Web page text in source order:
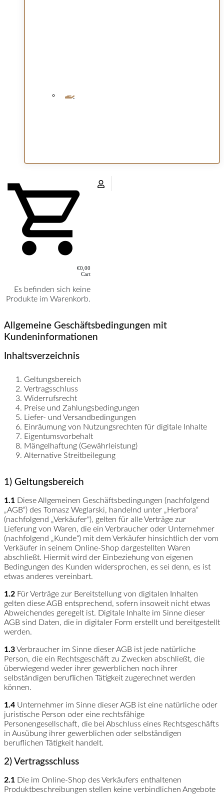
€0,00
Cart
Es befinden sich keine
Produkte im Warenkorb.
Allgemeine Geschäftsbedingungen mit
Kundeninformationen
Inhaltsverzeichnis
Geltungsbereich
Vertragsschluss
Widerrufsrecht
Preise und Zahlungsbedingungen
Liefer- und Versandbedingungen
Einräumung von Nutzungsrechten für digitale Inhalte
Eigentumsvorbehalt
Mängelhaftung (Gewährleistung)
Alternative Streitbeilegung
1) Geltungsbereich
1.1 Diese Allgemeinen Geschäftsbedingungen (nachfolgend
„AGB“) des Tomasz Weglarski, handelnd unter „Herbora“
(nachfolgend „Verkäufer"), gelten für alle Verträge zur
Lieferung von Waren, die ein Verbraucher oder Unternehmer
(nachfolgend „Kunde“) mit dem Verkäufer hinsichtlich der vom
Verkäufer in seinem Online-Shop dargestellten Waren
abschließt. Hiermit wird der Einbeziehung von eigenen
Bedingungen des Kunden widersprochen, es sei denn, es ist
etwas anderes vereinbart.
1.2 Für Verträge zur Bereitstellung von digitalen Inhalten
gelten diese AGB entsprechend, sofern insoweit nicht etwas
Abweichendes geregelt ist. Digitale Inhalte im Sinne dieser
AGB sind Daten, die in digitaler Form erstellt und bereitgestellt
werden.
1.3Verbraucher im Sinne dieser AGB ist jede natürliche
Person, die ein Rechtsgeschäft zu Zwecken abschließt, die
überwiegend weder ihrer gewerblichen noch ihrer
selbständigen beruflichen Tätigkeit zugerechnet werden
können.
1.4 Unternehmer im Sinne dieser AGB ist eine natürliche oder
juristische Person oder eine rechtsfähige
Personengesellschaft, die bei Abschluss eines Rechtsgeschäfts
in Ausübung ihrer gewerblichen oder selbständigen
beruflichen Tätigkeit handelt.
2) Vertragsschluss
2.1 Die im Online-Shop des Verkäufers enthaltenen
Produktbeschreibungen stellen keine verbindlichen Angebote